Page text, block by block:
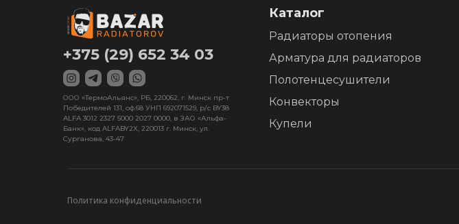
+375 (29) 652 34 03
Каталог
Радиаторы отопения
Арматура для радиаторов
Полотенцесушители
Конвекторы
Купели
ООО «ТермоАльянс», РБ, 220062, г. Минск пр-т
Победителей 131, оф.68 УНП 692071529, р/с BY38
ALFA 3012 2327 5000 2027 0000, в ЗАО «Альфа-
Банк», код ALFABY2X, 220013 г. Минск, ул.
Сурганова, 43-47
Политика конфиденциальности